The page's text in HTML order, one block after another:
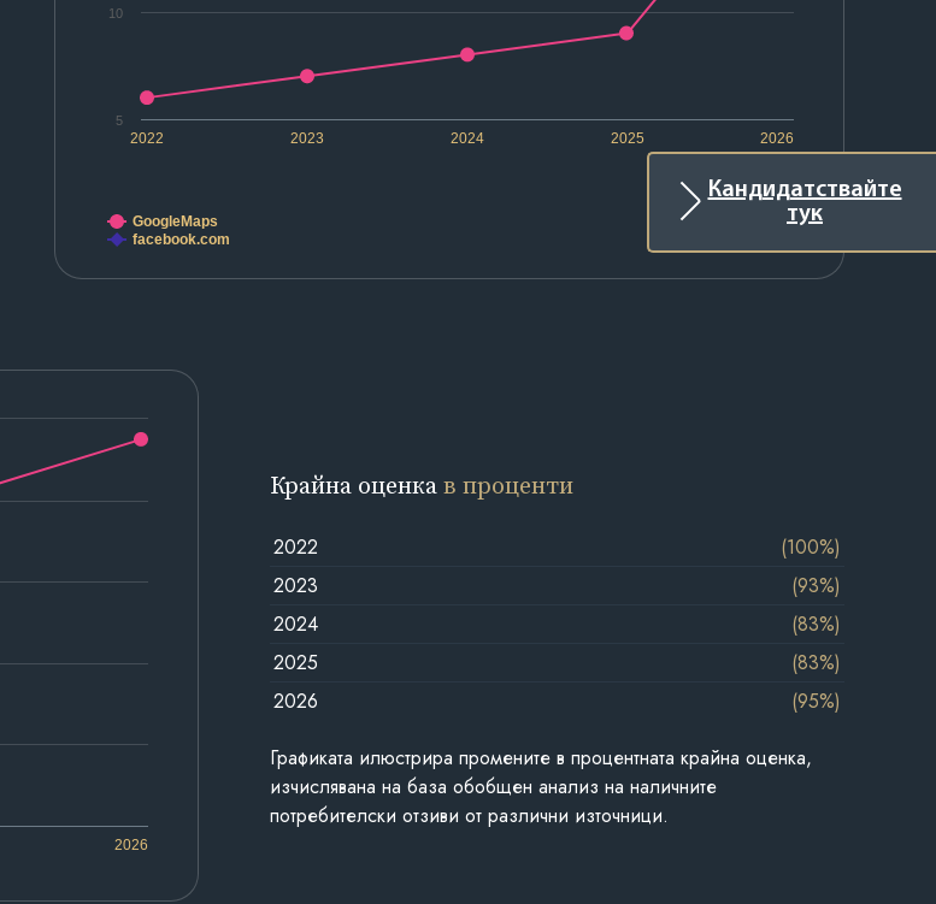
Кандидатствайте
тук
2022 2023 2024 2025 2026
10
5
GoogleMaps
facebook.com
2026
Крайна оценкав проценти
2022
(100%)
2023
(93%)
2024
(83%)
2025
(83%)
2026
(95%)
Графиката илюстрира промените в процентната крайна оценка,
изчислявана на база обобщен анализ на наличните
потребителски отзиви от различни източници.